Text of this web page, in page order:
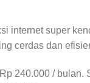
internet super
cerdas dan
Rp 240.000 / bulan.